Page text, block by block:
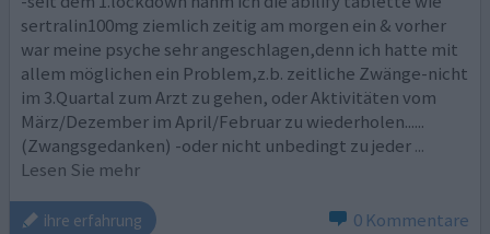
sertralin100mg ziemlich zeitig am morgen ein & vorher
war meine psyche sehr angeschlagen,denn ich hatte mit
allem möglichen ein Problem,z.b. zeitliche Zwänge-nicht
im 3.Quartal zum Arzt zu gehen, oder Aktivitäten vom
März/Dezember im April/Februar zu wiederholen......
(Zwangsgedanken) -oder nicht unbedingt zu jeder...
Lesen Sie mehr
ihre erfahrung 0 Kommentare